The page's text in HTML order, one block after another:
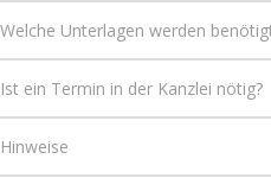
Welche Unterlagen werden
Ist ein Termin in der Kanzlei nötig?
Hinweise